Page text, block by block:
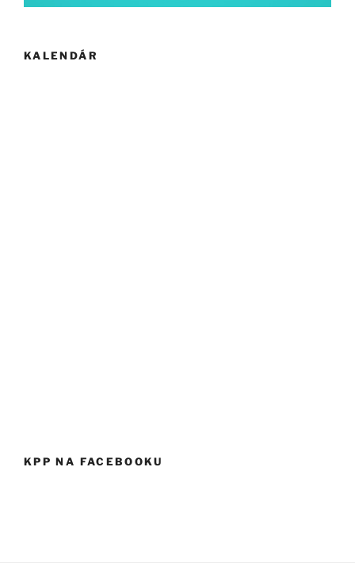
KALENDÁR
KPP NA FACEBOOKU